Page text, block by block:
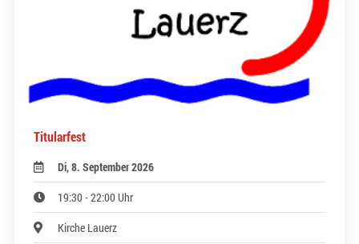
Titularfest
Di, 8. September 2026
19:30 - 22:00 Uhr
Kirche Lauerz